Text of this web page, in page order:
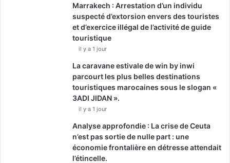
Marrakech : Arrestation d’un individu
suspecté d’extorsion envers des touristes
et d’exercice illégal de l’activité de guide
touristique
il y a 1 jour
La caravane estivale de win by inwi
parcourt les plus belles destinations
touristiques marocaines sous le slogan «
3ADI JIDAN ».
il y a 1 jour
Analyse approfondie : La crise de Ceuta
n’est pas sortie de nulle part : une
économie frontalière en détresse attendait
l’étincelle.